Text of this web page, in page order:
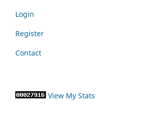
Login
Register
Contact
View My Stats